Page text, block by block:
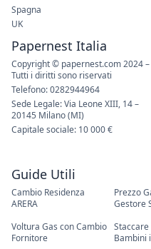
Guide Utili
Cambio Residenza Prezzo
ARERA
Gestore
Voltura Gas con Cambio
Fornitore
Staccare
Bambini
Spagna
UK
Papernest Italia
Copyright © papernest.com 2024 –
Tutti i diritti sono riservati
Telefono: 0282944964
Sede Legale: Via Leone XIII, 14 –
20145 Milano (MI)
Capitale sociale: 10 000 €